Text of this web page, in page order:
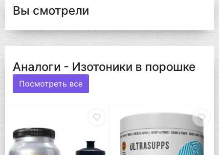
Вы смотрели
Аналоги - Изотоники в порошке
Посмотреть все